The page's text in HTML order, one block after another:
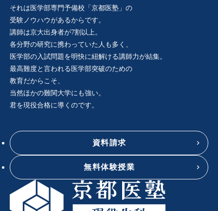
それは医学部専門予備校「京都医塾」の
受験ノウハウがあるからです。
講師は京大出身者が7割以上。
各分野の研究に携わっていた人も多く、
医学部の入試問題を明快に紐解ける講師力が結集。
最高難度と言われる医学部突破のための
教育だからこそ、
当然ほかの難関大学にも強い。
君を現役合格に導くのです。
資料請求
無料体験授業